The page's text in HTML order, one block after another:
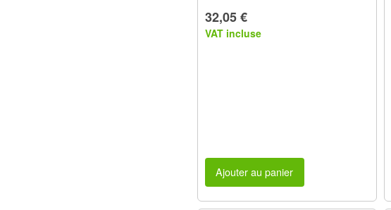
32,05 €
VAT incluse
Ajouter au panier